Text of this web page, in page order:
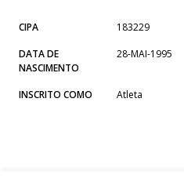
CIPA
183229
DATA DE
NASCIMENTO
28-MAI-1995
INSCRITO COMO Atleta